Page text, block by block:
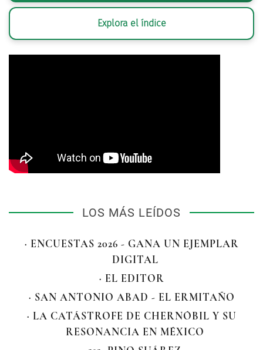
Explora el índice
LOS MÁS LEÍDOS
· ENCUESTAS 2026 - GANA UN EJEMPLAR
DIGITAL
· EL EDITOR
· SAN ANTONIO ABAD - EL ERMITAÑO
· LA CATÁSTROFE DE CHERNÓBIL Y SU
RESONANCIA EN MÉXICO